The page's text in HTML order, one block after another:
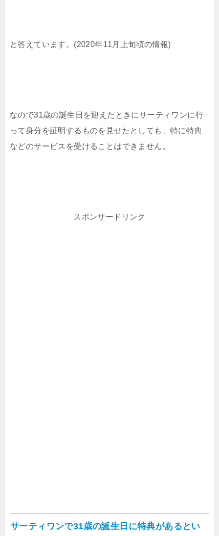
と答えています。(2020年11月上旬頃の情報)
なので31歳の誕生日を迎えたときにサーティワンに行
って身分を証明するものを見せたとしても、特に特典
などのサービスを受けることはできません。
スポンサードリンク
サーティワンで31歳の誕生日に特典があるとい